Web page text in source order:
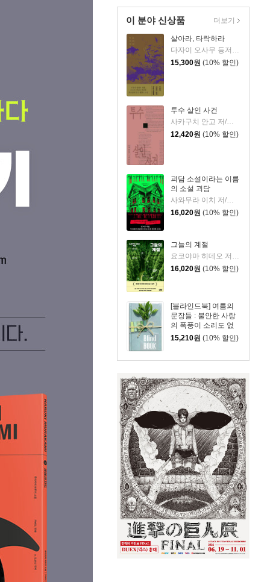
이 분야 신상품
살아라, 타락하라
다자이 오사무 등저/이제민 역
15,300원 (10% 할인)
투수 살인 사건
사카구치 안고 저/정혜원 역
12,420원 (10% 할인)
괴담 소설이라는 이름
의 소설 괴담
16,020원 (10% 할인)
그늘의 계절
요코야마 히데오 저/민경욱 역
16,020원 (10% 할인)
[블라인드북] 여름의
문장들 : 불안한 사랑
의 폭풍이 소리도 없
이, 더 깊고 사납게 나
15,210원 (10% 할인)
더보기